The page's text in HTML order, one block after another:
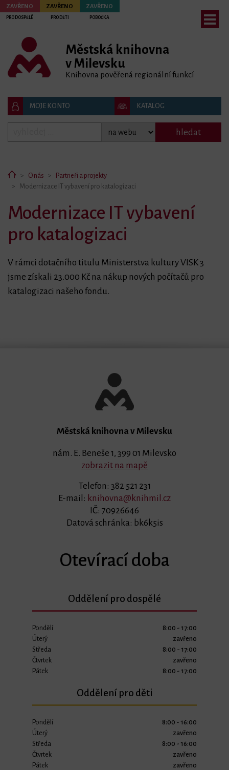
ZAVŘENO
PRO DOSPĚLÉ
ZAVŘENO
PRO DĚTI
ZAVŘENO
POBOČKA
Městská knihovna
v Milevsku
Knihovna pověřená regionální funkcí
MOJE KONTO KATALOG
hledat
HomeO nás
Partneři a projekty
Modernizace IT vybavení pro katalogizaci
Modernizace IT vybavení
pro katalogizaci
V rámci dotačního titulu Ministerstva kultury VISK 3
jsme získali 23.000 Kč na nákup nových počítačů pro
katalogizaci našeho fondu.
Městská knihovna v Milevsku
nám. E. Beneše 1, 399 01 Milevsko
zobrazit na mapě
Telefon: 382 521 231
E-mail: knihovna@knihmil.cz
IČ: 70926646
Datová schránka: bk6k5is
Otevírací doba
Oddělení pro dospělé
Pondělí
8:00 - 17:00
Úterý
zavřeno
Středa
8:00 - 17:00
Čtvrtek
zavřeno
Pátek
8:00 - 17:00
Oddělení pro děti
Pondělí
8:00 - 16:00
Úterý
zavřeno
Středa
8:00 - 16:00
Čtvrtek
zavřeno
Pátek
zavřeno